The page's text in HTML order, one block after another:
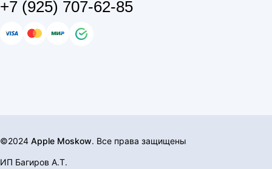
+7 (925) 707-62-85
©2024 Apple Moskow. Все права защищены
ИП Багиров А.Т.